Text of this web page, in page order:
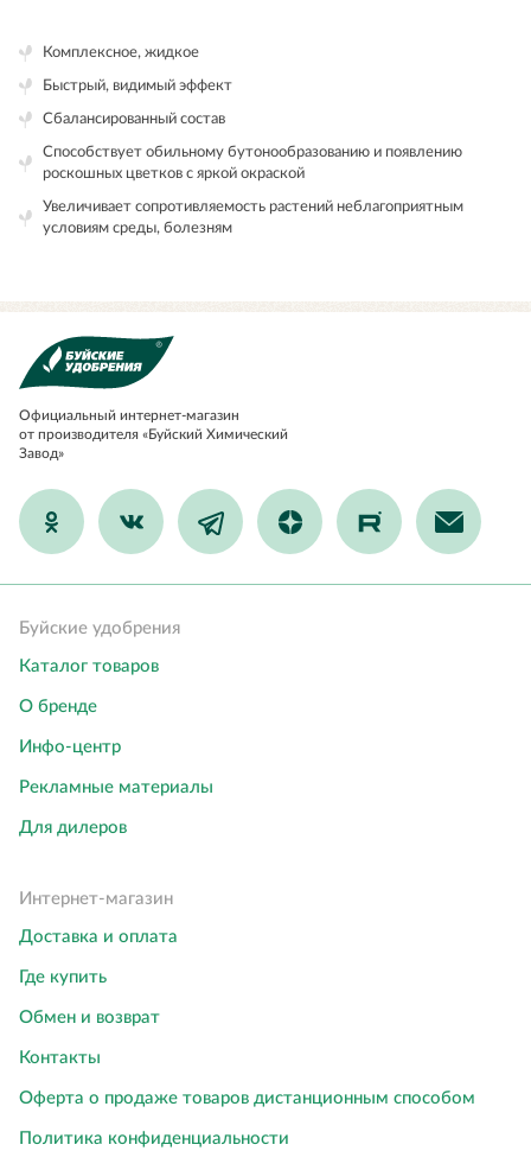
Комплексное, жидкое
Быстрый, видимый эффект
Сбалансированный состав
Способствует обильному бутонообразованию и появлению
роскошных цветков с яркой окраской
Увеличивает сопротивляемость растений неблагоприятным
условиям среды, болезням
Официальный интернет-магазин
от производителя «Буйский Химический
Завод»
Буйские удобрения
Каталог товаров
О бренде
Инфо-центр
Рекламные материалы
Для дилеров
Интернет-магазин
Доставка и оплата
Где купить
Обмен и возврат
Контакты
Оферта о продаже товаров дистанционным способом
Политика конфиденциальности